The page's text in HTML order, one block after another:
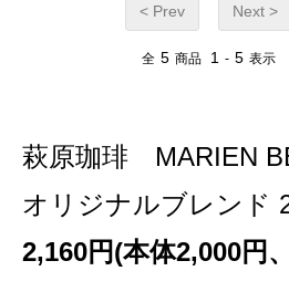
< Prev Next >
全 5 商品 1 - 5 表示
萩原珈琲 MARIEN
オリジナルブレン
2,160円(本体2,000円